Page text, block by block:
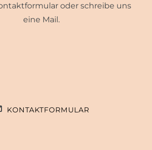
oder schreibe uns
eine Mail.
KONTAKTFORMULAR